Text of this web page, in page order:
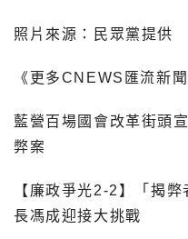
照片來源：民眾黨提供
《更多CNEWS匯流新聞
藍營百場國會改革街頭
弊案
【廉政爭光2-2】「揭
長馮成迎接大挑戰